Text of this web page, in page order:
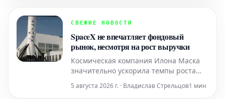
охарактеризовал произошедшее как
подчеркивая необычный и потенциал
СВЕЖИЕ НОВОСТИ
SpaceX не впечатляет фондовый
рынок, несмотря на рост выручки
Космическая компания Илона Маска
значительно ускорила темпы роста
нести убытки. На фоне этого акции
5 августа 2026 г. · Владислав Стрельцов1 мин